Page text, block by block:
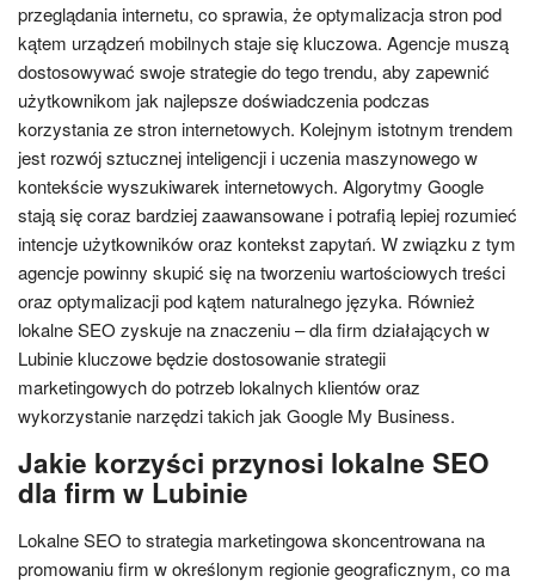
przeglądania internetu, co sprawia, że optymalizacja stron pod
kątem urządzeń mobilnych staje się kluczowa. Agencje muszą
dostosowywać swoje strategie do tego trendu, aby zapewnić
użytkownikom jak najlepsze doświadczenia podczas
korzystania ze stron internetowych. Kolejnym istotnym trendem
jest rozwój sztucznej inteligencji i uczenia maszynowego w
kontekście wyszukiwarek internetowych. Algorytmy Google
stają się coraz bardziej zaawansowane i potrafią lepiej rozumieć
intencje użytkowników oraz kontekst zapytań. W związku z tym
agencje powinny skupić się na tworzeniu wartościowych treści
oraz optymalizacji pod kątem naturalnego języka. Również
lokalne SEO zyskuje na znaczeniu – dla firm działających w
Lubinie kluczowe będzie dostosowanie strategii
marketingowych do potrzeb lokalnych klientów oraz
wykorzystanie narzędzi takich jak Google My Business.
Jakie korzyści przynosi lokalne SEO
dla firm w Lubinie
Lokalne SEO to strategia marketingowa skoncentrowana na
promowaniu firm w określonym regionie geograficznym, co ma